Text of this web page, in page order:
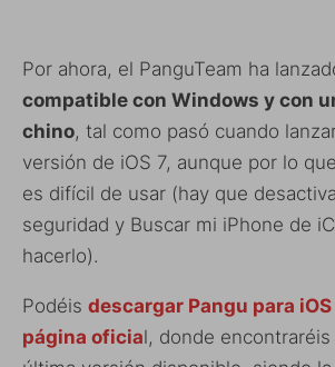
Por ahora, el PanguTeam ha
compatible con Windows y con
chino, tal como pasó cuando
versión de iOS 7, aunque por lo
es difícil de usar (hay que
seguridad y Buscar mi iPhone de
hacerlo).
Podéis descargar Pangu para
página oficial, donde